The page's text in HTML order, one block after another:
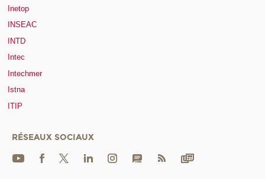
Inetop
INSEAC
INTD
Intec
Intechmer
Istna
ITIP
RÉSEAUX SOCIAUX